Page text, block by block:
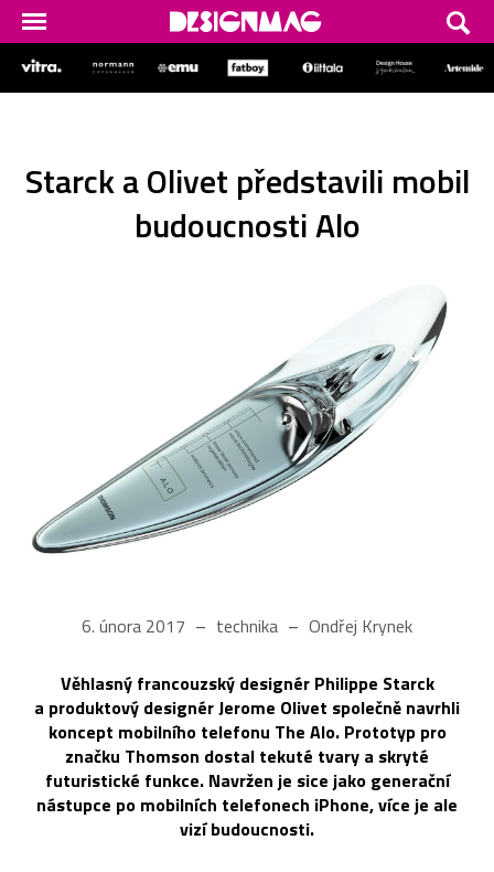
Starck a Olivet představili mobil
budoucnosti Alo
6. února 2017 technika Ondřej Krynek
Věhlasný francouzský designér Philippe Starck
a produktový designér Jerome Olivet společně navrhli
koncept mobilního telefonu The Alo. Prototyp pro
značku Thomson dostal tekuté tvary a skryté
futuristické funkce. Navržen je sice jako generační
nástupce po mobilních telefonech iPhone, více je ale
vizí budoucnosti.